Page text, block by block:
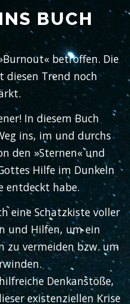
BUCH
betroffen. Die
diesen Trend noch
In diesem Buch
ins, im und durchs
den »Sternen« und
Hilfe im Dunkeln
entdeckt habe.
eine Schatzkiste voller
und Hilfen, um ein
zu vermeiden bzw. um
Denkanstöße,
existenziellen Krise